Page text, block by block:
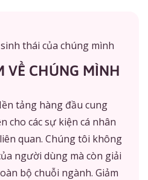
thái của chúng mình
VỀ CHÚNG MÌNH
tảng hàng đầu cung
cho các sự kiện cá nhân
quan. Chúng tôi không
người dùng mà còn giải
bộ chuỗi ngành. Giảm